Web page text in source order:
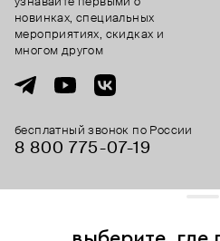
бесплатный звонок по России
8 800 775⁠-07⁠-19
новинках, специальных
мероприятиях, скидках и
многом другом